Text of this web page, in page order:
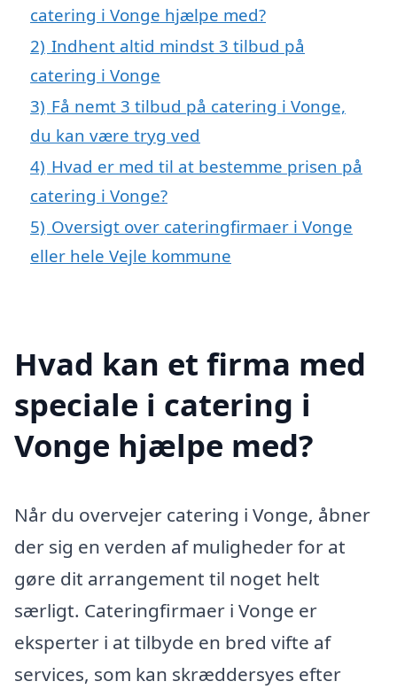
catering i Vonge hjælpe med?
2) Indhent altid mindst 3 tilbud på
catering i Vonge
3) Få nemt 3 tilbud på catering i Vonge,
du kan være tryg ved
4) Hvad er med til at bestemme prisen på
catering i Vonge?
5) Oversigt over cateringfirmaer i Vonge
eller hele Vejle kommune
Hvad kan et firma med
speciale i catering i
Vonge hjælpe med?
Når du overvejer catering i Vonge, åbner
der sig en verden af muligheder for at
gøre dit arrangement til noget helt
særligt. Cateringfirmaer i Vonge er
eksperter i at tilbyde en bred vifte af
services, som kan skræddersyes efter